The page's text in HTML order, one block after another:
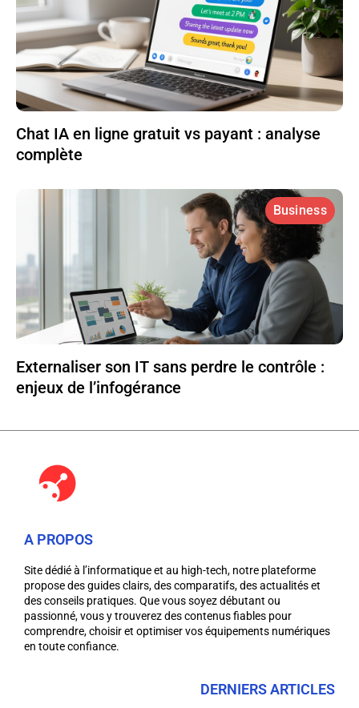
Chat IA en ligne gratuit vs payant : analyse
complète
Business
Externaliser son IT sans perdre le contrôle :
enjeux de l’infogérance
A PROPOS
Site dédié à l’informatique et au high-tech, notre plateforme
propose des guides clairs, des comparatifs, des actualités et
des conseils pratiques. Que vous soyez débutant ou
passionné, vous y trouverez des contenus fiables pour
comprendre, choisir et optimiser vos équipements numériques
en toute confiance.
DERNIERS ARTICLES